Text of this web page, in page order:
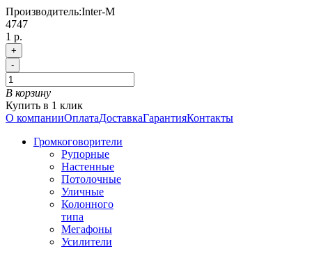
Производитель:Inter-M
4747
1 р.
+
-
В корзину
Купить в 1 клик
О компанииОплатаДоставкаГарантияКонтакты
Громкоговорители
Рупорные
Настенные
Потолочные
Уличные
Колонного
типа
Мегафоны
Усилители